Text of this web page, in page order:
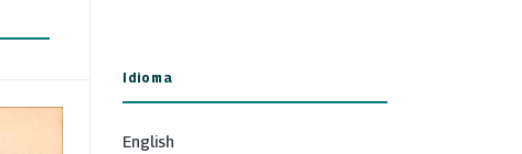
Idioma
English